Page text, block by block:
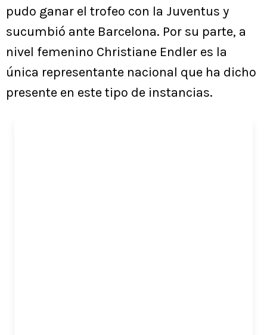
pudo ganar el trofeo con la Juventus y
sucumbió ante Barcelona. Por su parte, a
nivel femenino Christiane Endler es la
única representante nacional que ha dicho
presente en este tipo de instancias.